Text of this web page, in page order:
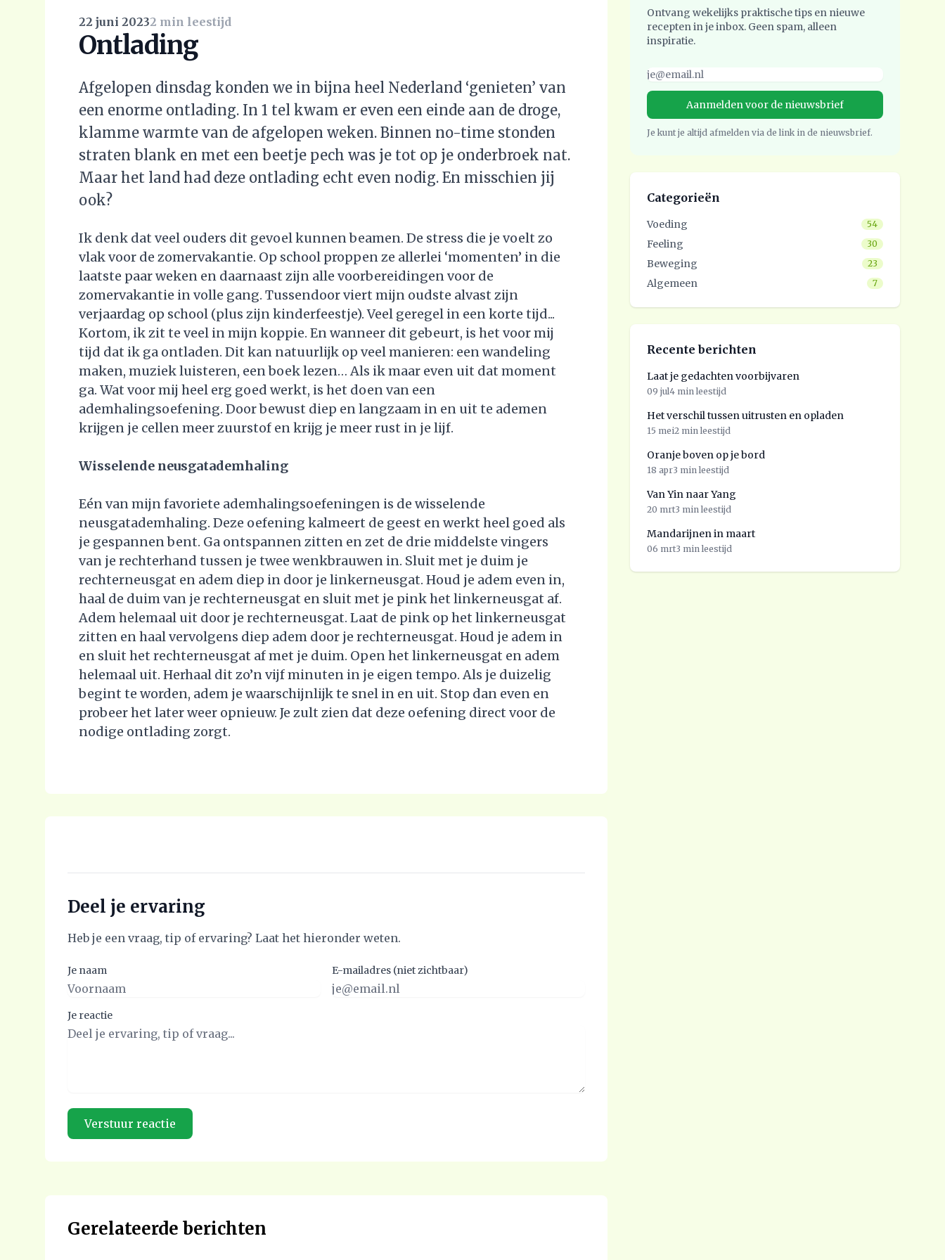
22 juni 20232 min leestijd
Ontlading
Afgelopen dinsdag konden we in bijna heel Nederland ‘genieten’ van
een enorme ontlading. In 1 tel kwam er even een einde aan de droge,
klamme warmte van de afgelopen weken. Binnen no-time stonden
straten blank en met een beetje pech was je tot op je onderbroek nat.
Maar het land had deze ontlading echt even nodig. En misschien jij
ook?
Ik denk dat veel ouders dit gevoel kunnen beamen. De stress die je voelt zo
vlak voor de zomervakantie. Op school proppen ze allerlei ‘momenten’ in die
laatste paar weken en daarnaast zijn alle voorbereidingen voor de
zomervakantie in volle gang. Tussendoor viert mijn oudste alvast zijn
verjaardag op school (plus zijn kinderfeestje). Veel geregel in een korte tijd...
Kortom, ik zit te veel in mijn koppie. En wanneer dit gebeurt, is het voor mij
tijd dat ik ga ontladen. Dit kan natuurlijk op veel manieren: een wandeling
maken, muziek luisteren, een boek lezen… Als ik maar even uit dat moment
ga. Wat voor mij heel erg goed werkt, is het doen van een
ademhalingsoefening. Door bewust diep en langzaam in en uit te ademen
krijgen je cellen meer zuurstof en krijg je meer rust in je lijf.
Wisselende neusgatademhaling
Eén van mijn favoriete ademhalingsoefeningen is de wisselende
neusgatademhaling. Deze oefening kalmeert de geest en werkt heel goed als
je gespannen bent. Ga ontspannen zitten en zet de drie middelste vingers
van je rechterhand tussen je twee wenkbrauwen in. Sluit met je duim je
rechterneusgat en adem diep in door je linkerneusgat. Houd je adem even in,
haal de duim van je rechterneusgat en sluit met je pink het linkerneusgat af.
Adem helemaal uit door je rechterneusgat. Laat de pink op het linkerneusgat
zitten en haal vervolgens diep adem door je rechterneusgat. Houd je adem in
en sluit het rechterneusgat af met je duim. Open het linkerneusgat en adem
helemaal uit. Herhaal dit zo’n vijf minuten in je eigen tempo. Als je duizelig
begint te worden, adem je waarschijnlijk te snel in en uit. Stop dan even en
probeer het later weer opnieuw. Je zult zien dat deze oefening direct voor de
nodige ontlading zorgt.
Deel je ervaring
Heb je een vraag, tip of ervaring? Laat het hieronder weten.
Je naam E-mailadres (niet zichtbaar)
Je reactie
Gerelateerde berichten
Ontvang wekelijks praktische tips en nieuwe
recepten in je inbox. Geen spam, alleen
inspiratie.
Je kunt je altijd afmelden via de link in de nieuwsbrief.
Categorieën
Voeding 54
Feeling 30
Beweging 23
Algemeen 7
Recente berichten
Laat je gedachten voorbijvaren
09 jul4 min leestijd
Het verschil tussen uitrusten en opladen
15 mei2 min leestijd
Oranje boven op je bord
18 apr3 min leestijd
Van Yin naar Yang
20 mrt3 min leestijd
Mandarijnen in maart
06 mrt3 min leestijd